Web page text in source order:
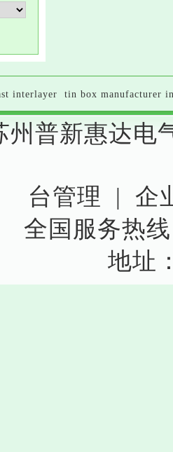
interlayer tin box manufacturer
州普新惠达
台管理 | 企
全国服务热
地址